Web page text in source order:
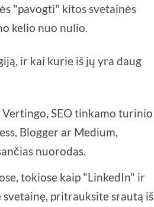
"pavogti" kitos svetainės
kelio nuo nulio.
ir kai kurie iš jų yra daug
Vertingo, SEO tinkamo turinio
Blogger ar Medium,
nuorodas.
tokiose kaip "LinkedIn" ir
pritrauksite srautą iš